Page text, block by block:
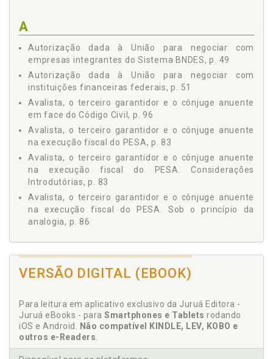
2.3.2 Operações de crédito rural alongadas nos termos
da Lei 9.138/1998, p. 62
2.3.3 Operação originária de crédito rural lastreada em
recursos das instituições financeiras e do Tesouro
Nacional, p. 64
das instituições financeiras, p. 65
2.3.3.2 Operações lastreadas em recursos do
Tesouro Nacional, p. 67
2.4 Quadro Sinótico, p. 68
Capítulo 3 - EXAME DA LEI 9.138/1995 - SECURITIZAÇÃO E
PESA, p. 71
Capítulo 4 - O AVALISTA, O TERCEIRO GARANTIDOR E O
CÔNJUGE ANUENTE NA EXECUÇÃO FISCAL DO PESA, p. 83
4.1 Considerações Introdutórias, p. 83
4.2 Sob o Princípio da Analogia, p. 86
Capítulo 5 - PRINCÍPIOS CIVIS DO TÍTULO DE CRÉDITO E DO
CRÉDITO RURAL EM FACE DO ART. 109 DO CTN, p. 101
5.2 Do Título de Crédito, p. 106
5.3 Da Inscrição em Dívida Ativa, p. 108
5.4 Quadro Sinótico, p. 111
A
Autorização dada à União para negociar com
empresas integrantes do Sistema BNDES, p. 49
Autorização dada à União para negociar com
instituições financeiras federais, p. 51
Avalista, o terceiro garantidor e o cônjuge anuente
em face do Código Civil, p. 96
Avalista, o terceiro garantidor e o cônjuge anuente
na execução fiscal do PESA, p. 83
Avalista, o terceiro garantidor e o cônjuge anuente
na execução fiscal do PESA. Considerações
Introdutórias, p. 83
Avalista, o terceiro garantidor e o cônjuge anuente
na execução fiscal do PESA. Sob o princípio da
analogia, p. 86
B
BNDES. Autorização dada à União para negociar com
empresas integrantes do Sistema BNDES, p. 49
C
CDA. Nulidade da CDA, p. 113
Código Civil. Avalista, o terceiro garantidor e o
VERSÃO DIGITAL (EBOOK)
Para leitura em aplicativo exclusivo da Juruá Editora -
Juruá eBooks - para Smartphones e Tablets rodando
iOS e Android. Não compatível KINDLE, LEV, KOBO e
outros e-Readers.